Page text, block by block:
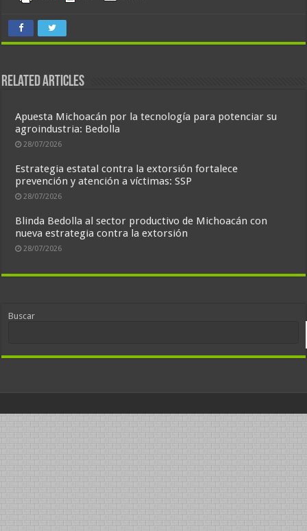
Related Articles
Apuesta Michoacán por la tecnología para potenciar su
agroindustria: Bedolla
28/07/2026
Estrategia estatal contra la extorsión fortalece
prevención y atención a víctimas: SSP
28/07/2026
Blinda Bedolla al sector productivo de Michoacán con
nueva estrategia contra la extorsión
28/07/2026
Buscar